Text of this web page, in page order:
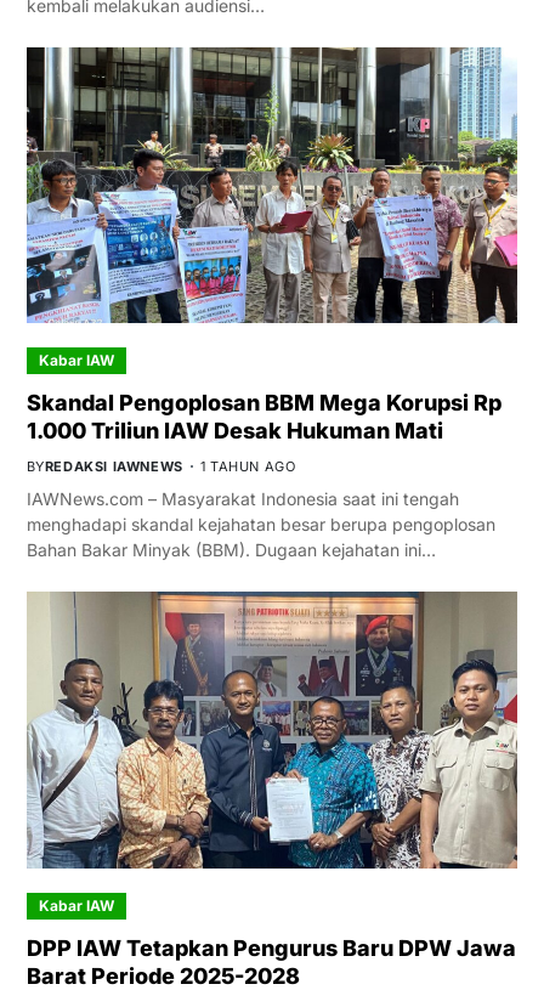
kembali melakukan audiensi…
Kabar IAW
Skandal Pengoplosan BBM Mega Korupsi Rp
1.000 Triliun IAW Desak Hukuman Mati
BYREDAKSI IAWNEWS 1 TAHUN AGO
IAWNews.com – Masyarakat Indonesia saat ini tengah
menghadapi skandal kejahatan besar berupa pengoplosan
Bahan Bakar Minyak (BBM). Dugaan kejahatan ini…
Kabar IAW
DPP IAW Tetapkan Pengurus Baru DPW Jawa
Barat Periode 2025-2028